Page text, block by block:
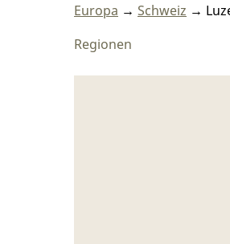
Europa → Schweiz →
Regionen